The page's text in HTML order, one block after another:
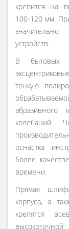
крепится на
100-120 мм.
устройств.
В бытовых
тонкую
абразивного
колебаний.
оснастка
более
времени.
Прямая
корпуса, а
крепятся